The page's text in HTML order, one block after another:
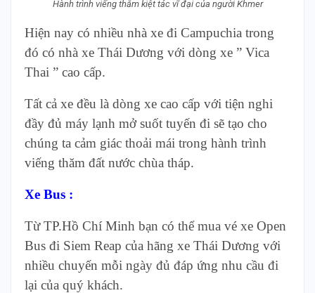
Hành trình viếng thăm kiệt tác vĩ đại của người Khmer
Hiện nay có nhiều nhà xe đi Campuchia trong
đó có nhà xe Thái Dương với dòng xe ” Vica
Thai ” cao cấp.
Tất cả xe đều là dòng xe cao cấp với tiện nghi
đầy đủ máy lạnh mở suốt tuyến đi sẽ tạo cho
chúng ta cảm giác thoải mái trong hành trình
viếng thăm đất nước chùa tháp.
Xe Bus :
Từ TP.Hồ Chí Minh bạn có thể mua vé xe Open
Bus đi Siem Reap của hãng xe Thái Dương với
nhiều chuyến mỗi ngày đủ đáp ứng nhu cầu đi
lại của quý khách.